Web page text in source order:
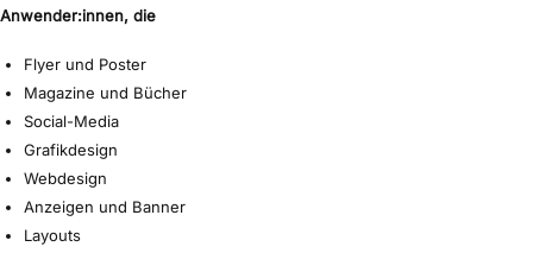
Anwender:innen, die
Flyer und Poster
Magazine und Bücher
Social-Media
Grafikdesign
Webdesign
Anzeigen und Banner
Layouts